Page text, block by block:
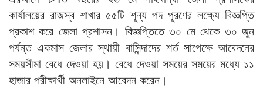
কার্যালয়ের রাজস্ব শাখার ৫৫টি শূন্য পদ পূরণের লক্ষ্যে বিজ্ঞপ্তি
প্রকাশ করে জেলা প্রশাসন। বিজ্ঞপ্তিতে ৩০ মে থেকে ৩০ জুন
পর্যন্ত একমাস জেলার স্থায়ী বাসিন্দাদের শর্ত সাপেক্ষে আবেদনের
সময়সীমা বেধে দেওয়া হয়। বেধে দেওয়া সময়ের সময়ের মধ্যে ১১
হাজার পরীক্ষার্থী অনলাইনে আবেদন করেন।